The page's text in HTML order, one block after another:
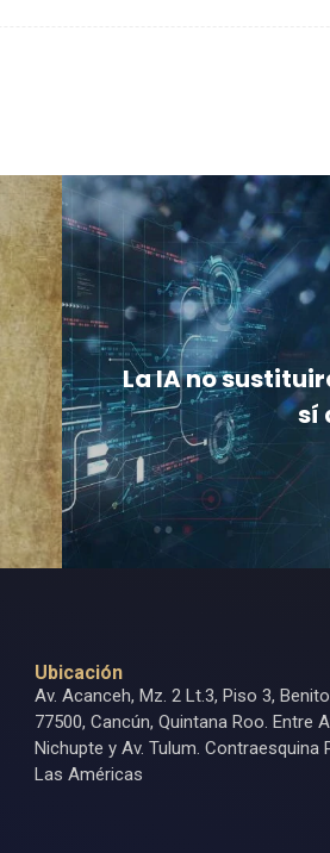
La IA no
sí
Ubicación
Av. Acanceh, Mz. 2 Lt.3, Piso 3,
77500, Cancún, Quintana Roo. Entre
Nichupte y Av. Tulum. Contraesquina
Las Américas